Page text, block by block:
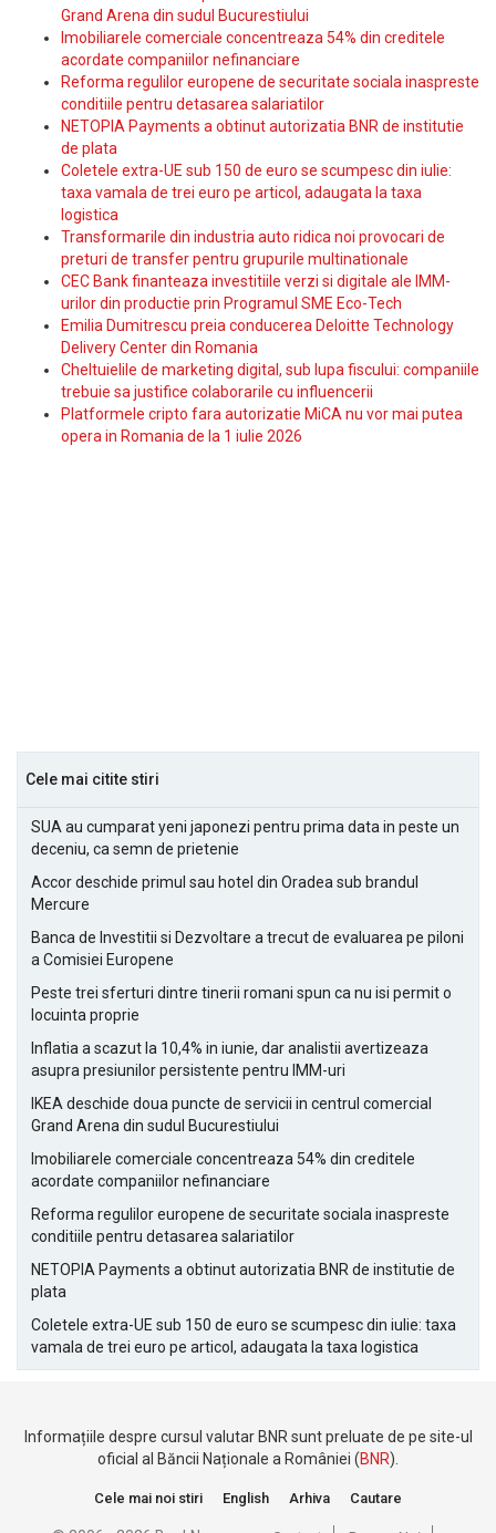
Grand Arena din sudul Bucurestiului
Imobiliarele comerciale concentreaza 54% din creditele
acordate companiilor nefinanciare
Reforma regulilor europene de securitate sociala inaspreste
conditiile pentru detasarea salariatilor
NETOPIA Payments a obtinut autorizatia BNR de institutie
de plata
Coletele extra-UE sub 150 de euro se scumpesc din iulie:
taxa vamala de trei euro pe articol, adaugata la taxa
logistica
Transformarile din industria auto ridica noi provocari de
preturi de transfer pentru grupurile multinationale
CEC Bank finanteaza investitiile verzi si digitale ale IMM-
urilor din productie prin Programul SME Eco-Tech
Emilia Dumitrescu preia conducerea Deloitte Technology
Delivery Center din Romania
Cheltuielile de marketing digital, sub lupa fiscului: companiile
trebuie sa justifice colaborarile cu influencerii
Platformele cripto fara autorizatie MiCA nu vor mai putea
opera in Romania de la 1 iulie 2026
Cele mai citite stiri
SUA au cumparat yeni japonezi pentru prima data in peste un
deceniu, ca semn de prietenie
Accor deschide primul sau hotel din Oradea sub brandul
Mercure
Banca de Investitii si Dezvoltare a trecut de evaluarea pe piloni
a Comisiei Europene
Peste trei sferturi dintre tinerii romani spun ca nu isi permit o
locuinta proprie
Inflatia a scazut la 10,4% in iunie, dar analistii avertizeaza
asupra presiunilor persistente pentru IMM-uri
IKEA deschide doua puncte de servicii in centrul comercial
Grand Arena din sudul Bucurestiului
Imobiliarele comerciale concentreaza 54% din creditele
acordate companiilor nefinanciare
Reforma regulilor europene de securitate sociala inaspreste
conditiile pentru detasarea salariatilor
NETOPIA Payments a obtinut autorizatia BNR de institutie de
plata
Coletele extra-UE sub 150 de euro se scumpesc din iulie: taxa
vamala de trei euro pe articol, adaugata la taxa logistica
Informațiile despre cursul valutar BNR sunt preluate de pe site-ul
oficial al Băncii Naționale a României (BNR).
Cele mai noi stiri English Arhiva Cautare